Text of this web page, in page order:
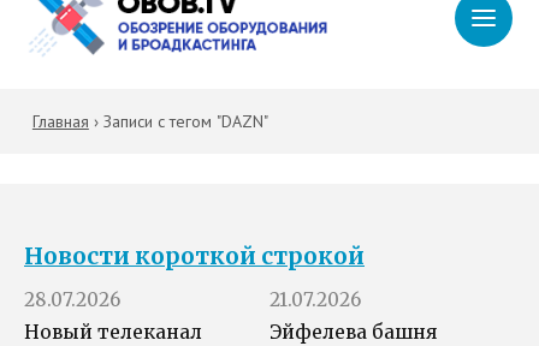
Главная › Записи с тегом "DAZN"
Новости короткой строкой
28.07.2026
Новый телеканал
21.07.2026
Эйфелева башня